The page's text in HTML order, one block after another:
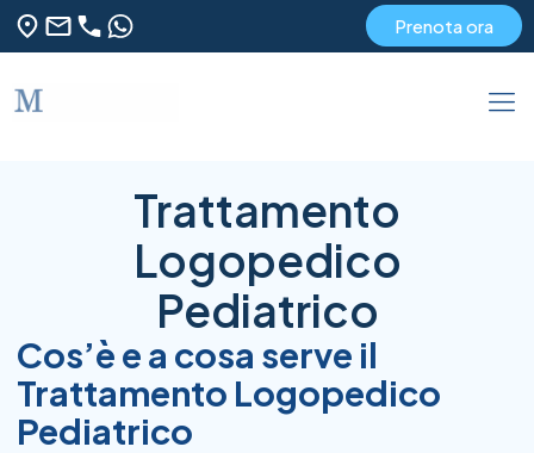
Prenota ora
Trattamento
Logopedico
Pediatrico
Cos’è e a cosa serve il
Trattamento Logopedico
Pediatrico